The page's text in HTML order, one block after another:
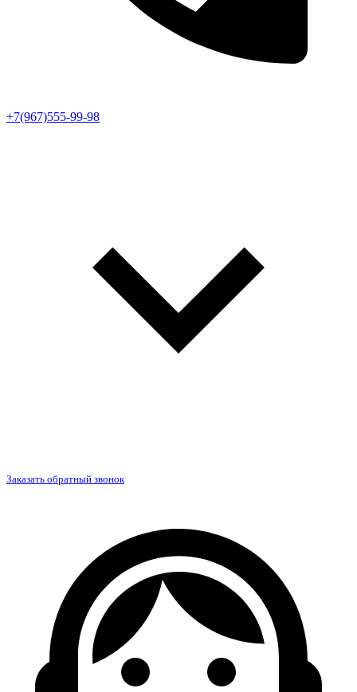
+7(967)555-99-98
Заказать обратный звонок